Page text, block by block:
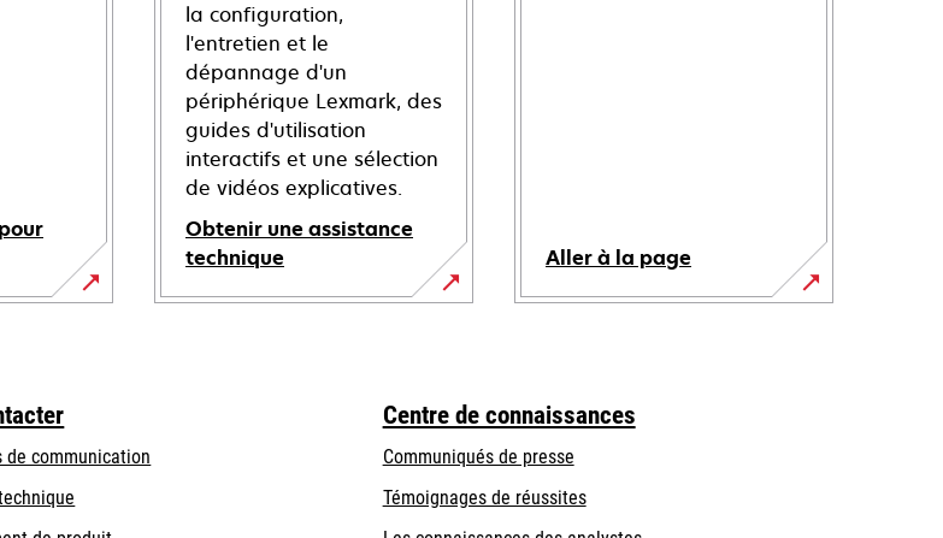
la configuration,
l'entretien et le
dépannage d'un
périphérique Lexmark, des
guides d'utilisation
interactifs et une sélection
de vidéos explicatives.
Obtenir une assistance
technique
s’ouvre
Aller à la page
de communication
dans
Centre de connaissances
Communiqués de presse
Témoignages de réussites